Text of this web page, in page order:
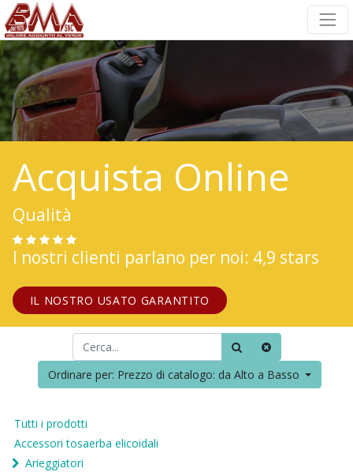
Acquista Online
Qualità
I nostri clienti parlano per noi: 4,9 stars
IL NOSTRO USATO GARANTITO
Ordinare per: Prezzo di catalogo: da Alto a Basso
Tutti i prodotti
Accessori tosaerba elicoidali
Arieggiatori